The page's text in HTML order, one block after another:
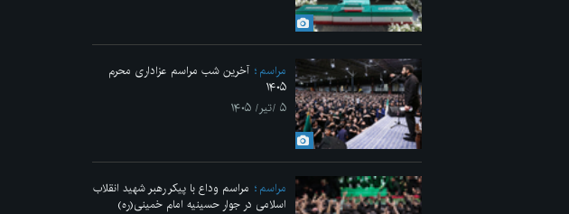
مراسم
آخرین شب مراسم عزاداری محرم
۱۴۰۵
۵ /تیر/ ۱۴۰۵
مراسم
مراسم وداع با پیکر رهبر شهید انقلاب
اسلامی در جوار حسینیه امام خمینی(ره)